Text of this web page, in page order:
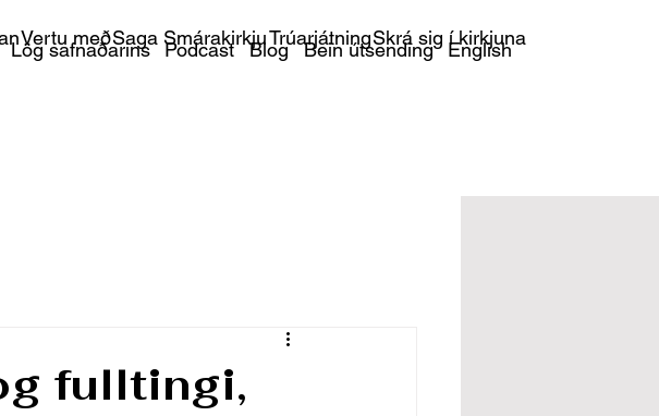
Vertu meðSaga SmárakirkjuTrúarjátningSkrá sig í kirkjuna
Lög safnaðarins Podcast Blog Bein útsending English
fulltingi,